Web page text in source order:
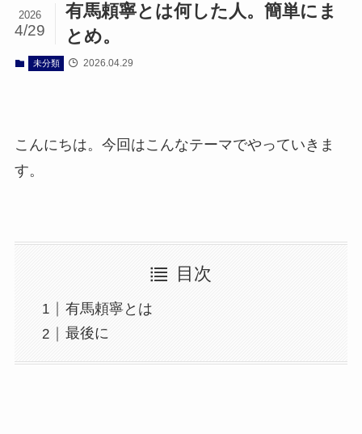
有馬頼寧とは何した人。簡単にま
とめ。
2026
4/29
未分類 2026.04.29
こんにちは。今回はこんなテーマでやっていきま
す。
目次
有馬頼寧とは
最後に